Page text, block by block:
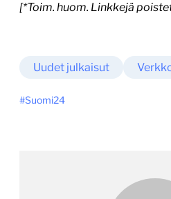
[*Toim. huom. Linkkejä
Uudet julkaisut
Suomi24